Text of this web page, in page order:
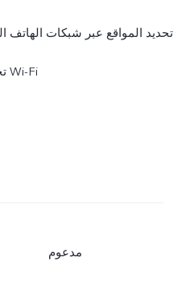
تحديد المواقع عبر شبكة Wi-Fi
مدعوم